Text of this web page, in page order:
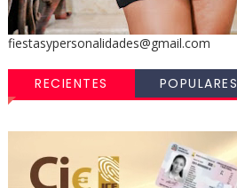
fiestasypersonalidades@gmail.com
RECIENTES POPULARES